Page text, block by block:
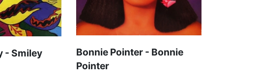
- Smiley
Bonnie Pointer - Bonnie
Pointer